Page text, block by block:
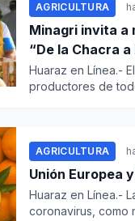
AGRICULTURA
Minagri invita a
“De la Chacra a
Huaraz en Línea.-
productores de
AGRICULTURA
Unión Europea
Huaraz en Línea.-
coronavirus, como